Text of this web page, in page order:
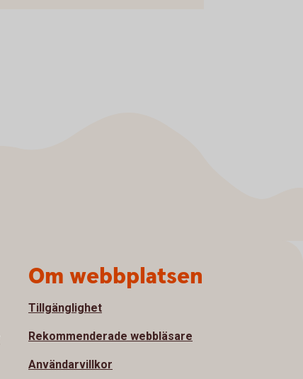
Om webbplatsen
Tillgänglighet
Rekommenderade webbläsare
Användarvillkor